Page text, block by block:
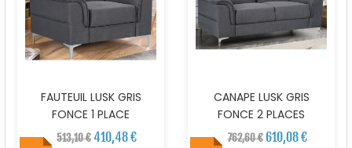
FAUTEUIL LUSK GRIS
FONCE 1 PLACE
513,10 €410,48 €
CANAPE LUSK GRIS
FONCE 2 PLACES
762,60 € 610,08 €